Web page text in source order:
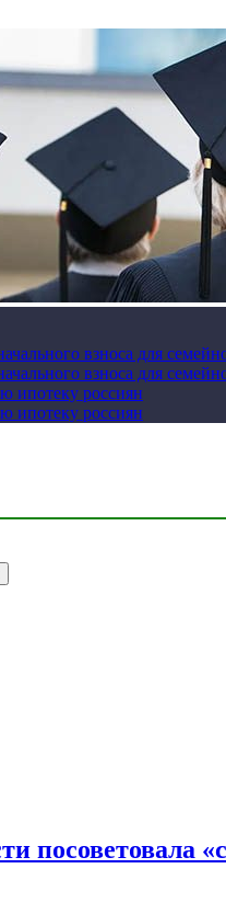
взноса для
взноса для
ипотеку россиян
ипотеку россиян